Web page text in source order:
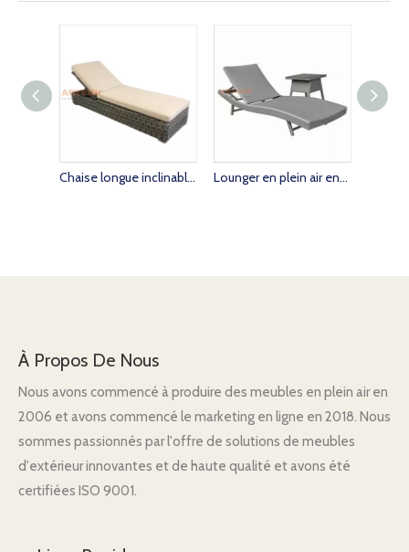
Chaise longue inclinable en rotin synthétique pour villa d'hôtel avec meubles personnalisés sur mesure Lounger en plein air en rotin durable avec table d'appoint assortie en option
À Propos De Nous
Nous avons commencé à produire des meubles en plein air en
2006 et avons commencé le marketing en ligne en 2018. Nous
sommes passionnés par l'offre de solutions de meubles
d'extérieur innovantes et de haute qualité et avons été
certifiées ISO 9001.